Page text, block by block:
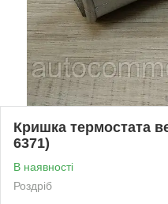
Кришка термостата
6371)
В наявності
Роздріб